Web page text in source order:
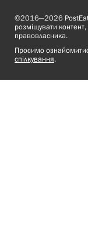
©2016—2026 PostEat.
розміщувати
правовласника.
Просимо
спілкування.